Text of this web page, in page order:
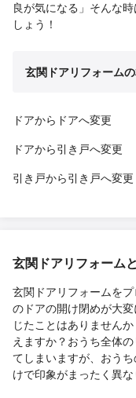
良が気になる」そんな
しょう！
玄関ドアリフォーム
ドアからドアへ変更
ドアから引き戸へ変更
引き戸から引き戸へ変更
玄関ドアリフォーム
玄関ドアリフォームを
のドアの開け閉めが大
じたことはありません
えますか？おうち全体
てしまいますが、おう
けで印象がまったく異な